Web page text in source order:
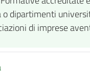
dipartimenti
di imprese